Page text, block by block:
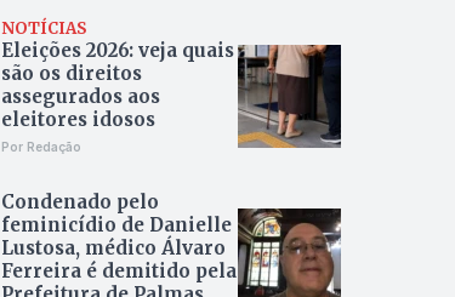
NOTÍCIAS
Eleições 2026: veja quais
são os direitos
assegurados aos
eleitores idosos
Por Redação
Condenado pelo
feminicídio de Danielle
Lustosa, médico Álvaro
Ferreira é demitido pela